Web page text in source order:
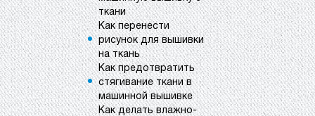
ткани
Как перенести
рисунок для вышивки
на ткань
Как предотвратить
стягивание ткани в
машинной вышивке
Как делать влажно-